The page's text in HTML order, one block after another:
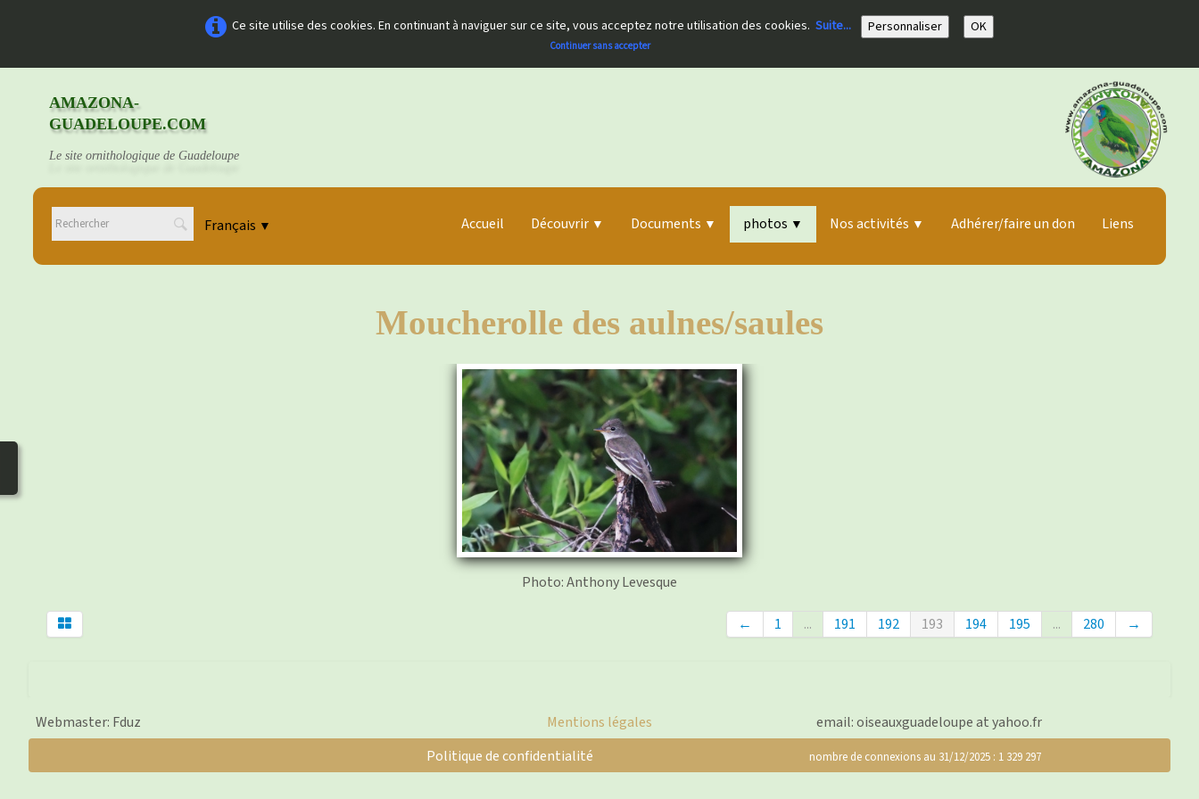
Ce site utilise des cookies. En continuant à naviguer sur ce site, vous acceptez notre utilisation des cookies. Suite... Personnaliser OK
Continuer sans accepter
AMAZONA-
GUADELOUPE.COM
Le site ornithologique de Guadeloupe
Français ▼ Accueil Découvrir ▼ Documents ▼ photos ▼ Nos activités ▼ Adhérer/faire un don Liens
Moucherolle des aulnes/saules
Photo: Anthony Levesque
← 1 ... 191 192 193 194 195 ... 280 →
Webmaster: Fduz Mentions légales
email: oiseauxguadeloupe at yahoo.fr
Politique de confidentialité
nombre de connexions au 31/12/2025 : 1 329 297